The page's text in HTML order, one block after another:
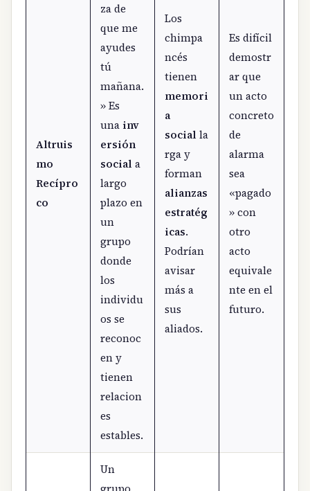
Altruis
mo
Recípro
co
za de
que me
ayudes
tú
mañana.
» Es
una inv
ersión
social a
largo
plazo en
un
grupo
donde
los
individu
os se
reconoc
en y
tienen
relacion
es
estables.
Los
chimpa
ncés
tienen
memori
a
social la
rga y
forman
alianzas
estratég
icas.
Podrían
avisar
más a
sus
aliados.
Es difícil
demostr
ar que
un acto
concreto
de
alarma
sea
«pagado
» con
otro
acto
equivale
nte en el
futuro.
Un